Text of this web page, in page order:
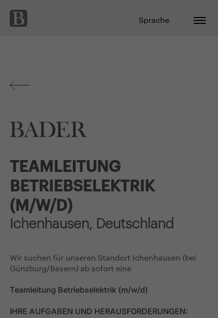
Sprache
TEAMLEITUNG
BETRIEBSELEKTRIK
(M/W/D)
Ichenhausen, Deutschland
Wir suchen für unseren Standort Ichenhausen (bei
Günzburg/Bayern) ab sofort eine
Teamleitung Betriebselektrik (m/w/d)
IHRE AUFGABEN UND HERAUSFORDERUNGEN: